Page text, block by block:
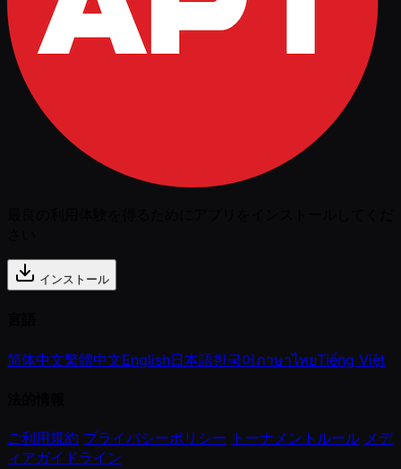
インストール
简体中文繁體中文English日本語한국어ภาษาไทยTiếng Việt
ご利用規約 プライバシーポリシー トーナメントルール メデ
ィアガイドライン